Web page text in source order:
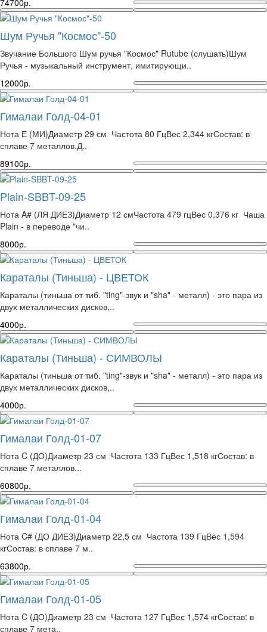
Шум Ручья "Космос"-50
Звучание Большого Шум ручья "Космос" Rutube (слушать)Шум
Ручья - музыкальный инструмент, имитирующи..
12000р.
Гималаи Голд-04-01
Нота Е (МИ)Диаметр 29 см Частота 80 ГцВес 2,344 кгСостав: в
сплаве 7 металлов.Д..
89100р.
Plain-SBBT-09-25
Нота A# (ЛЯ ДИЕЗ)Диаметр 12 смЧастота 479 гцВес 0,376 кг Чаша
Plain - в переводе "чи..
8000р.
Караталы (Тиньша) - ЦВЕТОК
Караталы (тиньша от тиб. "ting"-звук и "sha" - металл) - это пара из
двух металлических дисков,..
4000р.
Караталы (Тиньша) - СИМВОЛЫ
Караталы (тиньша от тиб. "ting"-звук и "sha" - металл) - это пара из
двух металлических дисков,..
4000р.
Гималаи Голд-01-07
Нота C (ДО)Диаметр 23 см Частота 133 ГцВес 1,518 кгСостав: в
сплаве 7 металлов...
60800р.
Гималаи Голд-01-04
Нота C# (ДО ДИЕЗ)Диаметр 22,5 см Частота 139 ГцВес 1,594
кгСостав: в сплаве 7 м..
63800р.
Гималаи Голд-01-05
Нота C (ДО)Диаметр 23 см Частота 127 ГцВес 1,574 кгСостав: в
сплаве 7 мета..